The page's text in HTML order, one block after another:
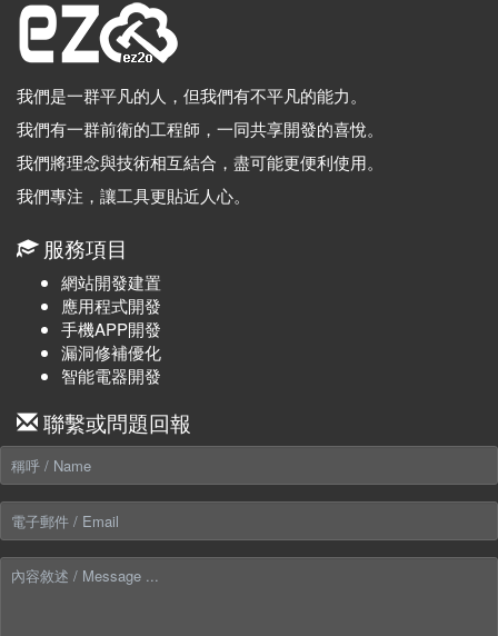
我們是一群平凡的人，但我們有不平凡的能力。
我們有一群前衛的工程師，一同共享開發的喜悅。
我們將理念與技術相互結合，盡可能更便利使用。
我們專注，讓工具更貼近人心。
服務項目
網站開發建置
應用程式開發
手機APP開發
漏洞修補優化
智能電器開發
聯繫或問題回報